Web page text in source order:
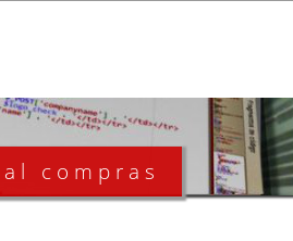
compras